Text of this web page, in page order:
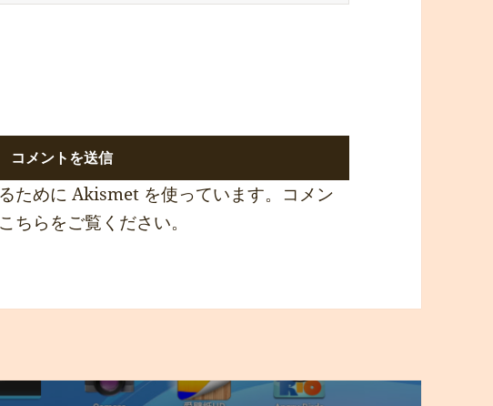
ために Akismet を使っています。
コメン
ちらをご覧ください。